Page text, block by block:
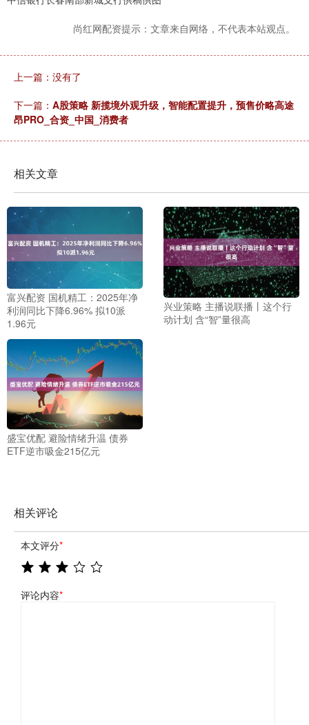
尚红网配资提示：文章来自网络，不代表本站观点。
上一篇：没有了
下一篇： A股策略 新揽境外观升级，智能配置提升，预售价略高途
昂PRO_合资_中国_消费者
相关文章
富兴配资 国机精工：2025年净
利润同比下降6.96% 拟10派
1.96元
兴业策略 主播说联播丨这个行
动计划 含“智”量很高
盛宝优配 避险情绪升温 债券
ETF逆市吸金215亿元
相关评论
本文评分*
评论内容*